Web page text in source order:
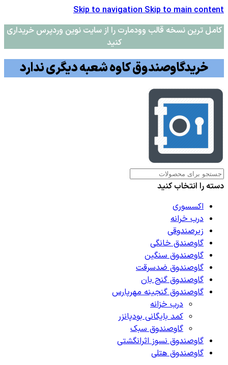
Skip to navigationSkip to main content
کامل ترین نسخه قالب وودمارت را از سایت نوین وردپرس خریداری
کنید
خریدگاوصندوق کاوه شعبه دیگری ندارد
دسته را انتخاب کنید
اکسسوری
درب خرانه
زیرصندوقی
گاوصندق خانگی
گاوصندوق سنگین
گاوصندوق ضدسرقت
گاوصندوق گنج بان
گاوصندوق گنجینه مهرپارس
درب خزانه
کمد بایگانی بودپانزر
گاوصندوق سبک
گاوصندوق نسوز اثرانگشتی
گاوصندوق هتلی